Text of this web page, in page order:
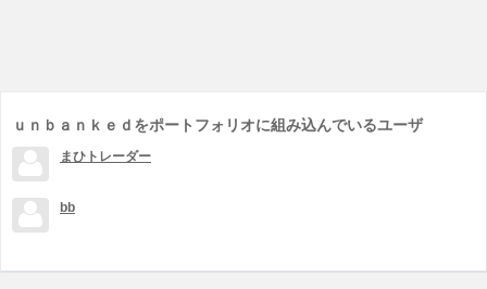
ｕｎｂａｎｋｅｄをポートフォリオに組み込んでいるユーザ
まひトレーダー
bb